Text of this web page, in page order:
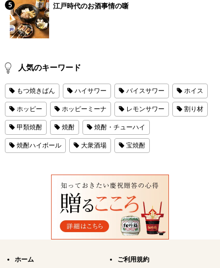
江戸時代のお酒事情の噺
人気のキーワード
もつ焼きばん ハイサワー バイスサワー ホイス
ホッピー ホッピーミーナ レモンサワー 割り材
甲類焼酎 焼酎 焼酎・チューハイ
焼酎ハイボール 大衆酒場 宝焼酎
ホーム ご利用規約